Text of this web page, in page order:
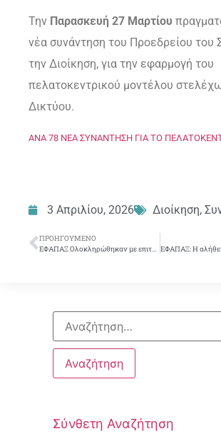
Την Παρασκευή 27 Μαρτίου
νέα συνάντηση του Προεδρείου του
την Διοίκηση, για την εφαρμογή του
πελατοκεντρικού μοντέλου
Δικτύου.
ΑΝΑ 78 ΝΕΑ ΣΥΝΑΝΤΗΣΗ ΓΙΑ ΤΟ
3 Απριλίου, 2026 Διοίκηση,
ΠΡΟΗΓΟΎΜΕΝΟ
ΕΦΑΠΑΞ Ολοκληρώθηκαν με επιτυχία οι διαδικασίες μετατροπής σε Επαγγελματικό Ταμείο
Σύνθετη Αναζήτηση